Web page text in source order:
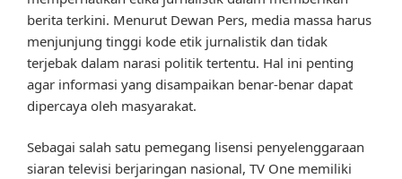
berita terkini. Menurut Dewan Pers, media massa harus
menjunjung tinggi kode etik jurnalistik dan tidak
terjebak dalam narasi politik tertentu. Hal ini penting
agar informasi yang disampaikan benar-benar dapat
dipercaya oleh masyarakat.
Sebagai salah satu pemegang lisensi penyelenggaraan
siaran televisi berjaringan nasional, TV One memiliki